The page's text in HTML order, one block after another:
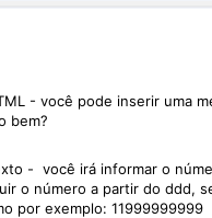
- você pode inserir uma
bem?
- você irá informar o
o número a partir do ddd,
por exemplo: 11999999999